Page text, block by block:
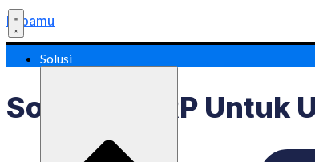
Labamu
Solusi
Software ERP Untuk